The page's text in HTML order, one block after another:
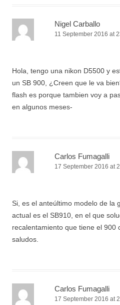
Nigel Carballo
11 September 2016 at
Hola, tengo una nikon D5500 y
un SB 900, ¿Creen que le va
flash es porque tambien voy a
en algunos meses-
Carlos Fumagalli
17 September 2016 at
Si, es el anteúltimo modelo de la
actual es el SB910, en el que
recalentamiento que tiene el 900
saludos.
Carlos Fumagalli
17 September 2016 at